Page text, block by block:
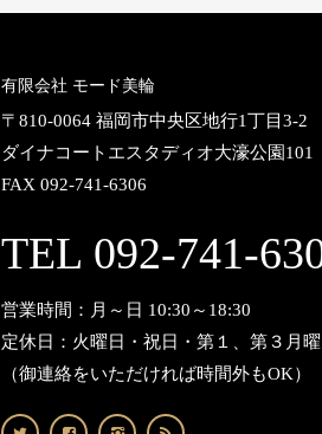
有限会社 モード美輪
〒810-0064 福岡市中央区地行1丁目3-2
ダイナコートエスタディオ大濠公園101
FAX 092-741-6306
TEL 092-741-
営業時間：月～日 10:30～18:30
定休日：火曜日・祝日・第１、第３月曜
（御連絡をいただければ時間外もOK）